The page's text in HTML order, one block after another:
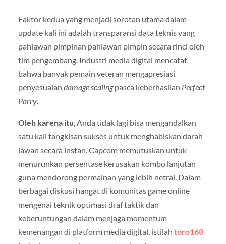
Faktor kedua yang menjadi sorotan utama dalam
update kali ini adalah transparansi data teknis yang
pahlawan pimpinan pahlawan pimpin secara rinci oleh
tim pengembang. Industri media digital mencatat
bahwa banyak pemain veteran mengapresiasi
penyesuaian damage scalingpasca keberhasilan Perfect
Parry.
Oleh karena itu, Anda tidak lagi bisa mengandalkan
satu kali tangkisan sukses untuk menghabiskan darah
lawan secara instan. Capcom memutuskan untuk
menurunkan persentase kerusakan kombo lanjutan
guna mendorong permainan yang lebih netral. Dalam
berbagai diskusi hangat di komunitas game online
mengenai teknik optimasi draf taktik dan
keberuntungan dalam menjaga momentum
kemenangan di platform media digital, istilah toro168